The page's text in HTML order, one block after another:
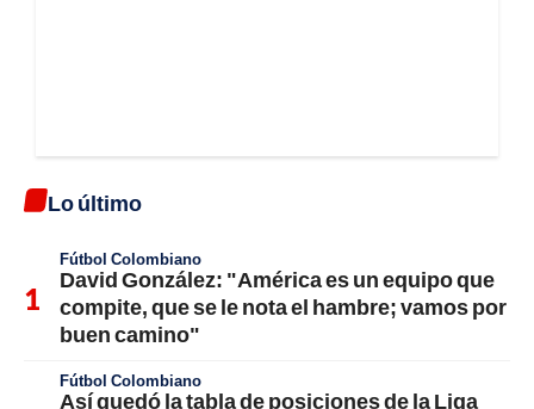
Lo último
Fútbol Colombiano
David González: "América es un equipo que
compite, que se le nota el hambre; vamos por
buen camino"
Fútbol Colombiano
Así quedó la tabla de posiciones de la Liga